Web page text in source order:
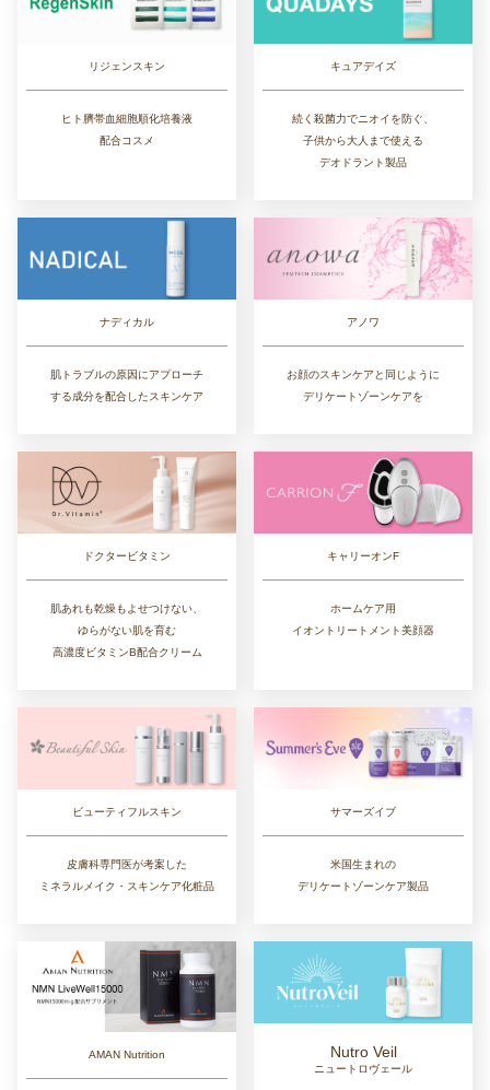
リジェンスキン
ヒト臍帯血細胞順化培養液
配合コスメ
キュアデイズ
続く殺菌力でニオイを防ぐ、
子供から大人まで使える
デオドラント製品
ナディカル
肌トラブルの原因にアプローチ
する成分を配合したスキンケア
アノワ
お顔のスキンケアと同じように
デリケートゾーンケアを
ドクタービタミン
肌あれも乾燥もよせつけない、
ゆらがない肌を育む
高濃度ビタミンB配合クリーム
キャリーオンF
ホームケア用
イオントリートメント美顔器
ビューティフルスキン
皮膚科専門医が考案した
ミネラルメイク・スキンケア化粧品
サマーズイブ
米国生まれの
デリケートゾーンケア製品
AMAN Nutrition Nutro Veil
ニュートロヴェール